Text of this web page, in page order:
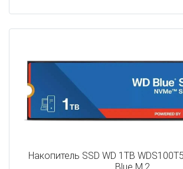
Накопитель SSD WD 1TB